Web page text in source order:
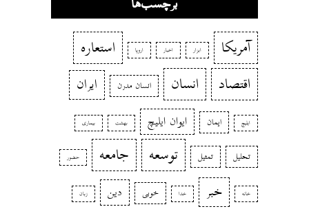
آمریکا ابزار اخبار اروپا
استعاره
اقتصاد
انسان انسان مدرن ایران
ایلیچ ایمان ایوان ایلیچ بهشت بیماری
تحلیل تمثیل توسعه جامعه حضور
خانه خبر خدا خوبی دین زبان